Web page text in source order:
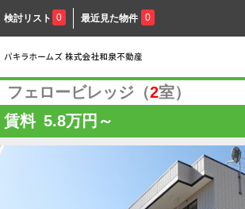
検討リスト 0 最近見た物件 0
フェロービレッジ（2室）
賃料 5.8万円～